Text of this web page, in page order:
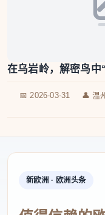
在乌岩岭，解密鸟中
📅 2026-03-31 👤 温
新欧洲 · 欧洲头条